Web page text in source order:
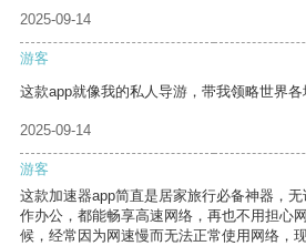
2025-09-14
游客
这款app就像我的私人导游，带我领略世界各
2025-09-14
游客
这款加速器app简直是居家旅行必备神器，
作办公，都能畅享高速网络，再也不用担心
候，经常因为网速慢而无法正常使用网络，